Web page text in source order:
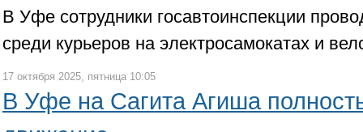
В Уфе сотрудники госавтоинспекции
среди курьеров на электросамокатах и
17 октября 2025, пятница 10:05
В Уфе на Сагита Агиша